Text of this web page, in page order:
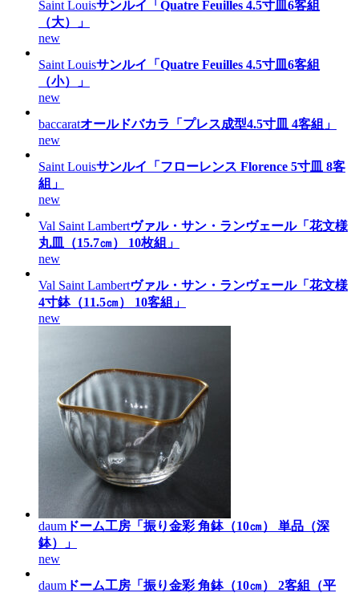
Saint Louisサンルイ「Quatre Feuilles 4.5寸皿6客組
（大）」
new
Saint Louisサンルイ「Quatre Feuilles 4.5寸皿6客組
（小）」
new
baccaratオールドバカラ「プレス成型4.5寸皿 4客組」
new
Saint Louisサンルイ「フローレンス Florence 5寸皿 8客
組」
new
Val Saint Lambertヴァル・サン・ランヴェール「花文様
丸皿（15.7㎝） 10枚組」
new
Val Saint Lambertヴァル・サン・ランヴェール「花文様
4寸鉢（11.5㎝） 10客組」
new
daum ドーム工房「振り金彩 角鉢（10㎝） 単品（深
鉢）」
new
daum ドーム工房「振り金彩 角鉢（10㎝） 2客組（平